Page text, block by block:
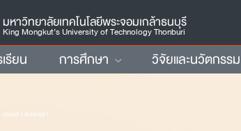
มหาวิทยาลัยเทคโนโลยีพระจอมเกล้าธนบุรี
King Mongkut’s University of Technology Thonburi
รียน การศึกษา วิจัยและนวัตกรรม
› About › ติดต่อเรา